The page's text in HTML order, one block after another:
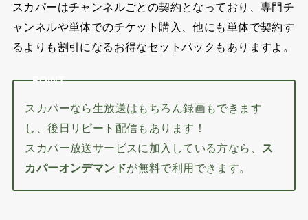
スカパーはチャンネルごとの契約となっており、専門チ
ャンネルや単体でのチケット購入、他にも単体で契約す
るよりも割引になるお得なセットパックもありますよ。
POINT
スカパーなら生放送はもちろん録画もできます
し、後日リピート配信もあります！
スカパー放送サービスに加入している方なら、
ス
カパーオンデマンドが無料で利用できます。